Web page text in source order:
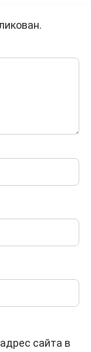
сайта в